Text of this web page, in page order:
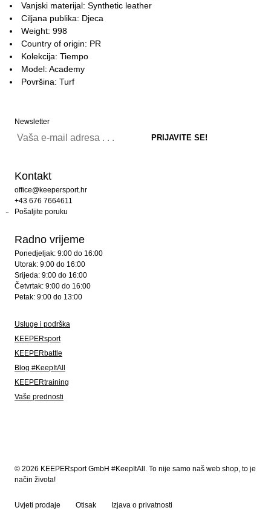
Vanjski materijal: Synthetic leather
Ciljana publika: Djeca
Weight: 998
Country of origin: PR
Kolekcija: Tiempo
Model: Academy
Površina: Turf
Newsletter
Kontakt
office@keepersport.hr
+43 676 7664611
Pošaljite poruku
Radno vrijeme
Ponedjeljak: 9:00 do 16:00
Utorak: 9:00 do 16:00
Srijeda: 9:00 do 16:00
Četvrtak: 9:00 do 16:00
Petak: 9:00 do 13:00
Usluge i podrška
KEEPERsport
KEEPERbattle
Blog #KeepItAll
KEEPERtraining
Vaše prednosti
© 2026 KEEPERsport GmbH #KeepItAll. To nije samo naš web shop, to je
način života!
Uvjeti prodaje Otisak Izjava o privatnosti